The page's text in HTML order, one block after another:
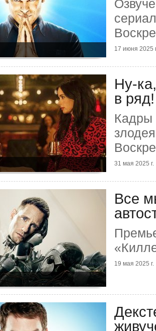
17 июня 2025
Ну-
в ряд!
Кадры
31 мая 2025 г.
Все
19 мая 2025 г.